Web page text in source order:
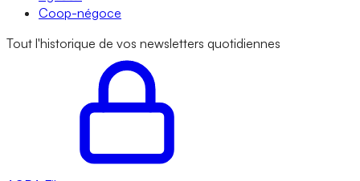
Coop-négoce
Tout l'historique de vos newsletters quotidiennes